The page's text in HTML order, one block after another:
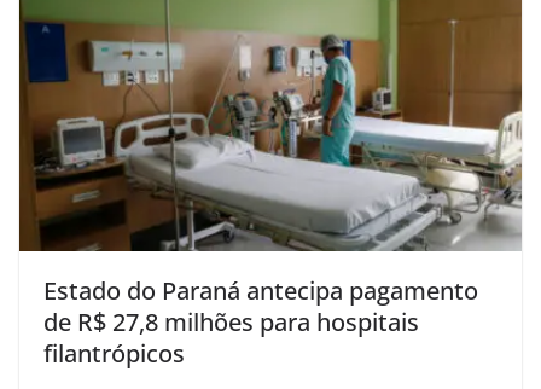
Estado do Paraná antecipa pagamento
de R$ 27,8 milhões para hospitais
filantrópicos